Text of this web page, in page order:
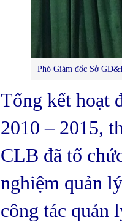
Phó Giám đốc Sở
Tổng kết hoạt
2010 – 2015,
CLB đã tổ
nghiệm quản
công tác quản